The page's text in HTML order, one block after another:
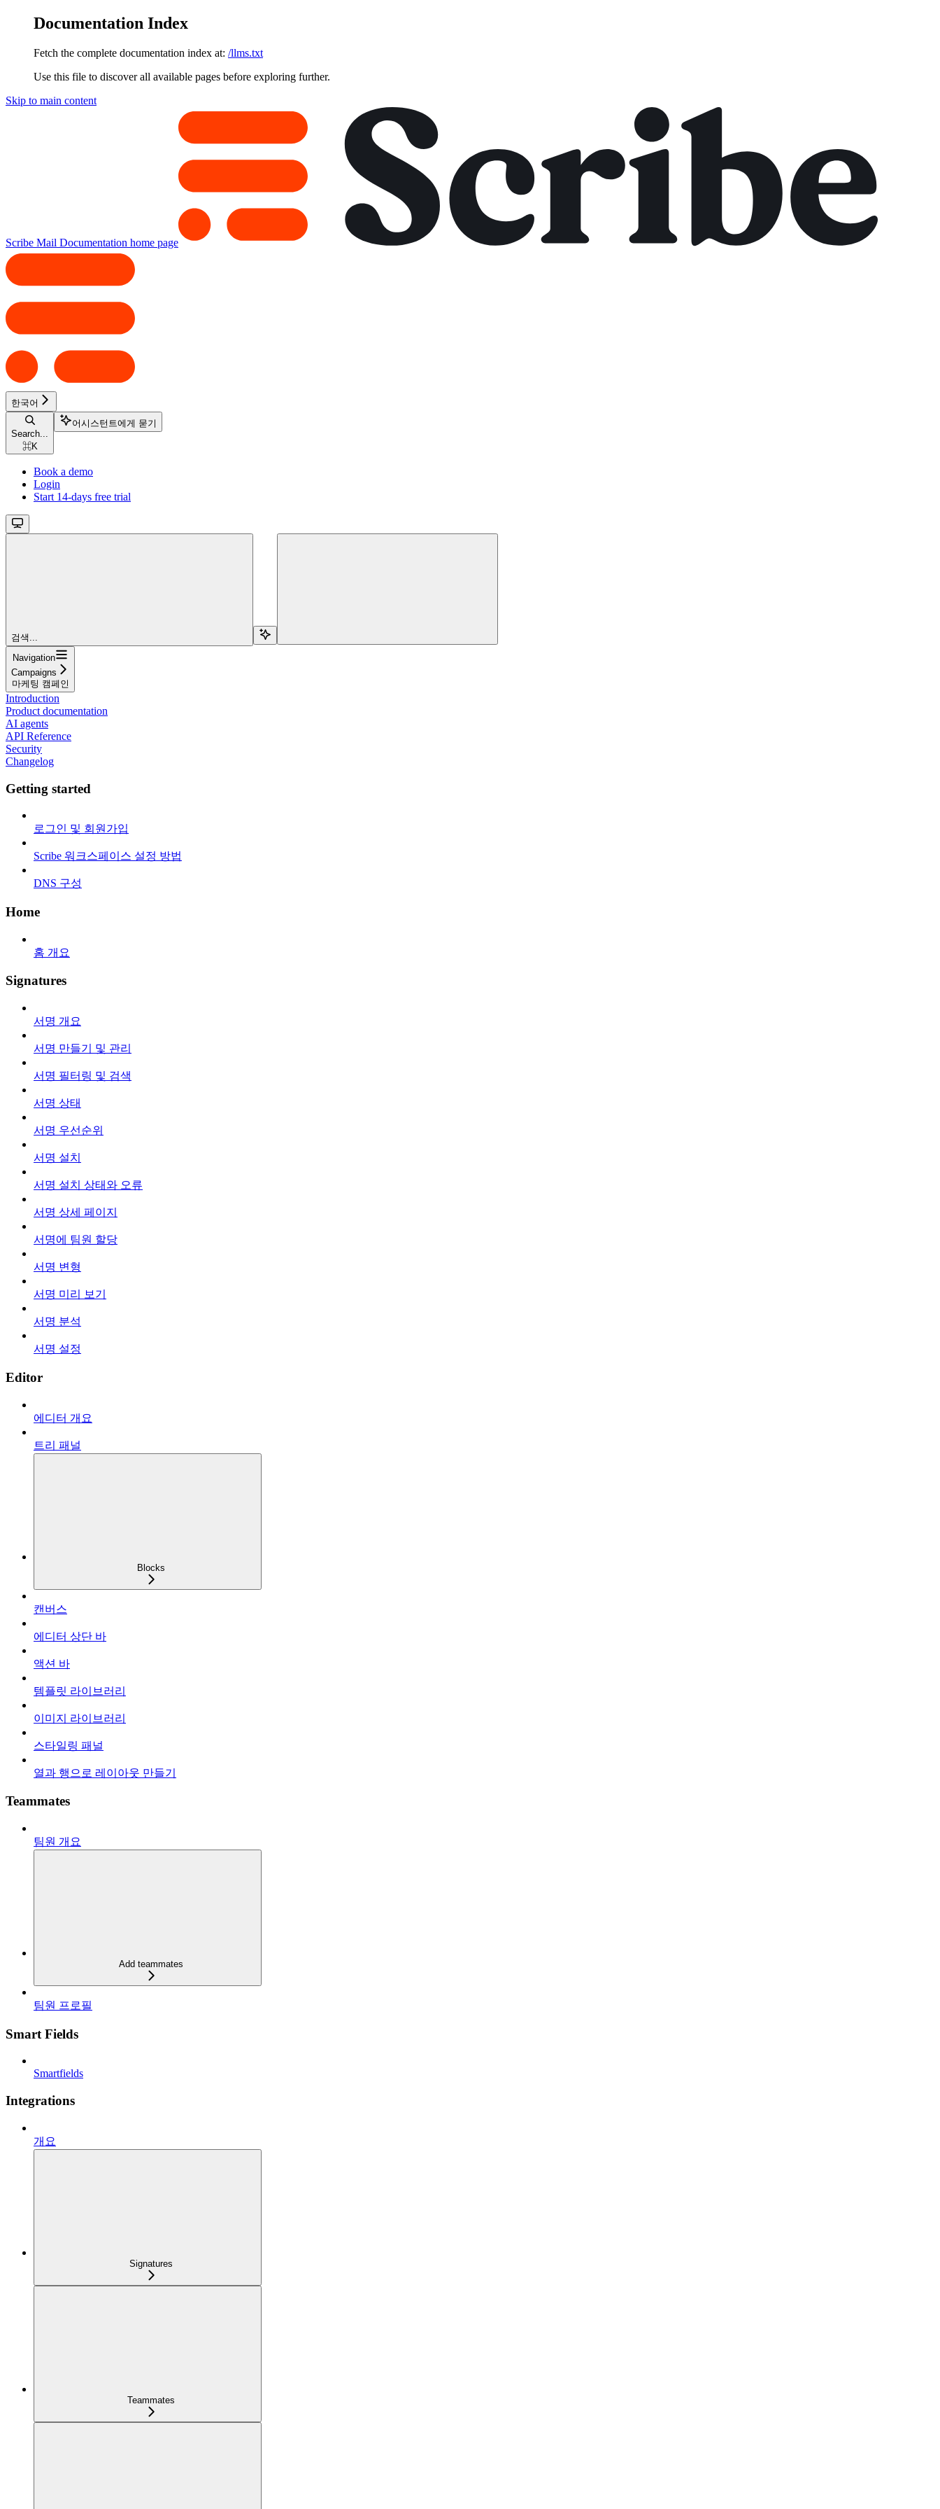
Documentation Index
Fetch the complete documentation index at: /llms.txt
Use this file to discover all available pages before exploring further.
Skip to main content
Scribe Mail Documentation home page
한국어
Search...
⌘K
어시스턴트에게 묻기
Book a demo
Login
Start 14-days free trial
검색...
Navigation
Campaigns
마케팅 캠페인
Introduction
Product documentation
AI agents
API Reference
Security
Changelog
Getting started
로그인 및 회원가입
Scribe 워크스페이스 설정 방법
DNS 구성
Home
홈 개요
Signatures
서명 개요
서명 만들기 및 관리
서명 필터링 및 검색
서명 상태
서명 우선순위
서명 설치
서명 설치 상태와 오류
서명 상세 페이지
서명에 팀원 할당
서명 변형
서명 미리 보기
서명 분석
서명 설정
Editor
에디터 개요
트리 패널
Blocks
캔버스
에디터 상단 바
액션 바
템플릿 라이브러리
이미지 라이브러리
스타일링 패널
열과 행으로 레이아웃 만들기
Teammates
팀원 개요
Add teammates
팀원 프로필
Smart Fields
Smartfields
Integrations
개요
Signatures
Teammates